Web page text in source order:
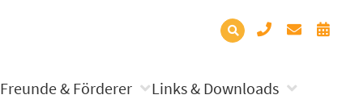
Freunde & Förderer Links & Downloads